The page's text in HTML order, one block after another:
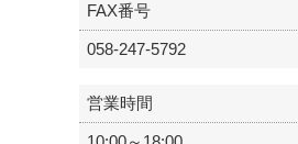
FAX番号
058-247-5792
営業時間